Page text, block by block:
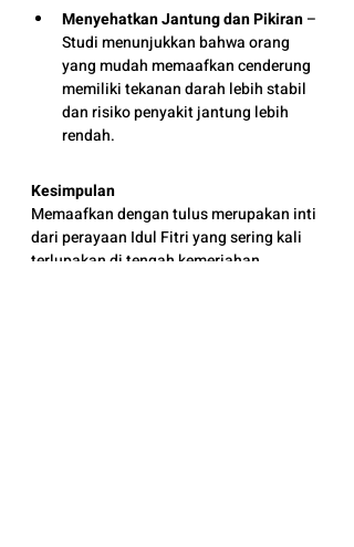
Menyehatkan Jantung dan Pikiran –
Studi menunjukkan bahwa orang
yang mudah memaafkan cenderung
memiliki tekanan darah lebih stabil
dan risiko penyakit jantung lebih
rendah.
Kesimpulan
Memaafkan dengan tulus merupakan inti
dari perayaan Idul Fitri yang sering kali
terlupakan di tengah kemeriahan